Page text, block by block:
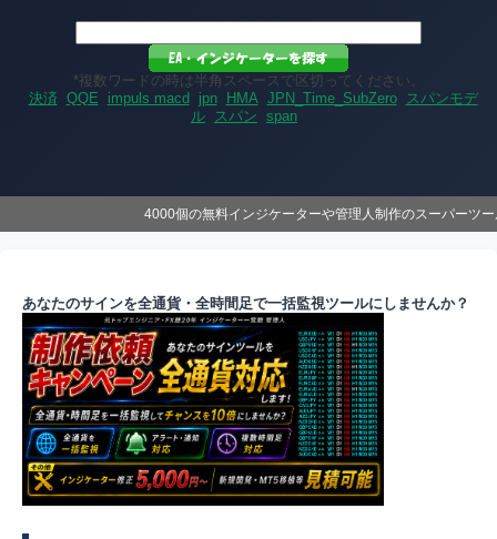
*複数ワードの時は半角スペースで区切ってください。
決済 QQE impuls macd jpn HMA JPN_Time_SubZero
スパンモデ
ル スパン span
4000個の無料インジケーターや管理人制作のスーパーツ
あなたのサインを全通貨・全時間足で一括監視ツールにしませんか？